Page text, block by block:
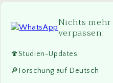
Nichts mehr
verpassen:
🍄Studien-Updates
🔎Forschung auf Deutsch